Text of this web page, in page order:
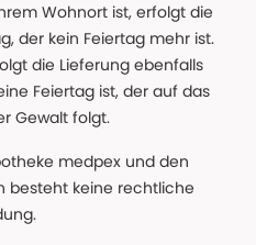
Wohnort ist, erfolgt die
der kein Feiertag mehr ist.
die Lieferung ebenfalls
Feiertag ist, der auf das
Gewalt folgt.
medpex und den
besteht keine rechtliche